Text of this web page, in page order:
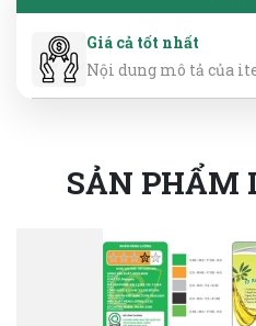
Giá cả tốt nhất
Nội dung mô tả của
SẢN PHẨM